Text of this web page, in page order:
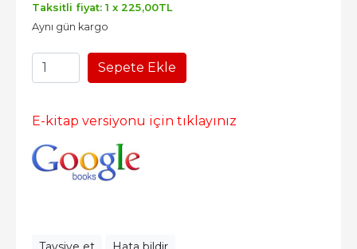
Taksitli fiyat: 1 x 225,00TL
Aynı gün kargo
Sepete Ekle
E-kitap versiyonu için tıklayınız